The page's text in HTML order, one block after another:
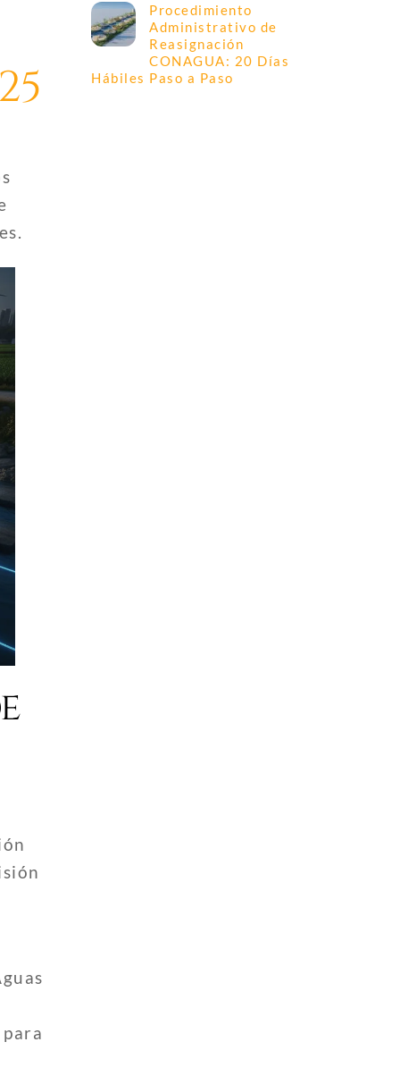
Procedimiento
Administrativo de
Reasignación
CONAGUA: 20 Días
Hábiles Paso a Paso